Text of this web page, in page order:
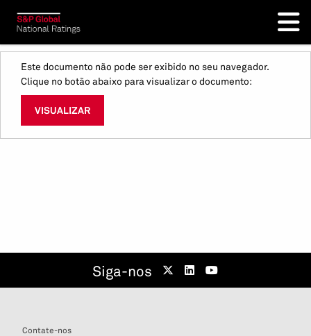
Este documento não pode ser exibido no seu navegador.
Clique no botão abaixo para visualizar o documento:
VISUALIZAR
Siga-nos
Contate-nos